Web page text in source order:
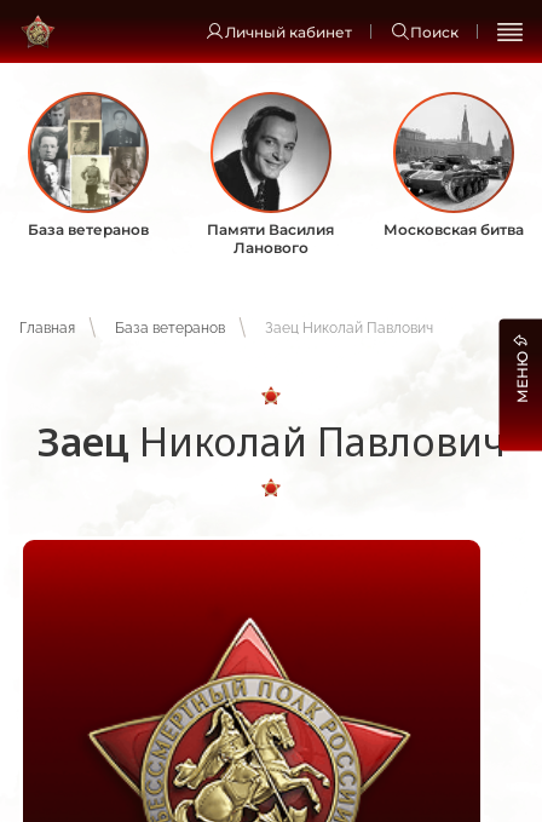
Личный кабинет Поиск
База ветеранов
Памяти Василия
Ланового
Московская битва
Главная База ветеранов Заец Николай Павлович
Заец Николай Павлович
МЕНЮ